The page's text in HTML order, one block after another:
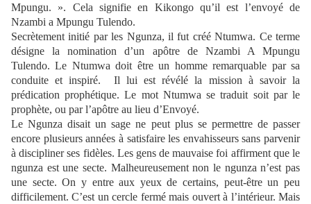
Mpungu. ». Cela signifie en Kikongo qu’il est l’envoyé de
Nzambi a Mpungu Tulendo.
Secrètement initié par les Ngunza, il fut créé Ntumwa. Ce terme
désigne la nomination d’un apôtre de Nzambi A Mpungu
Tulendo. Le Ntumwa doit être un homme remarquable par sa
conduite et inspiré. Il lui est révélé la mission à savoir la
prédication prophétique. Le mot Ntumwa se traduit soit par le
prophète, ou par l’apôtre au lieu d’Envoyé.
Le Ngunza disait un sage ne peut plus se permettre de passer
encore plusieurs années à satisfaire les envahisseurs sans parvenir
à discipliner ses fidèles. Les gens de mauvaise foi affirment que le
ngunza est une secte. Malheureusement non le ngunza n’est pas
une secte. On y entre aux yeux de certains, peut-être un peu
difficilement. C’est un cercle fermé mais ouvert à l’intérieur. Mais